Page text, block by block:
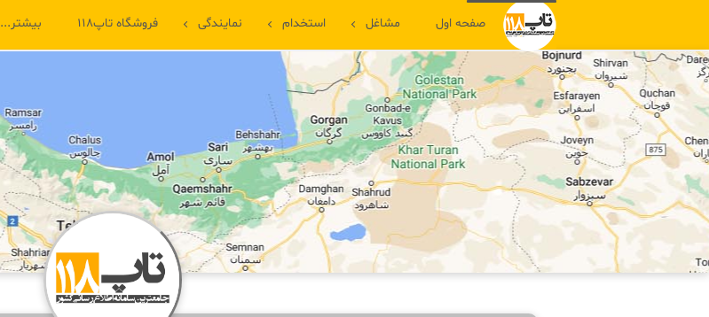
صفحه اول مشاغل استخدام نمایندگی فروشگاه تاپ۱۱۸ بیشتر...